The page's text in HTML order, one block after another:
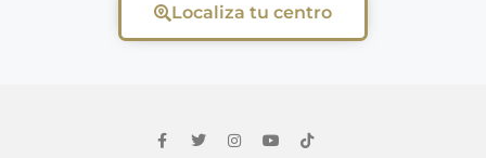
Localiza tu centro